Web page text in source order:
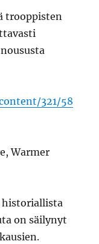
trooppisten
321/58
Warmer
on säilynyt